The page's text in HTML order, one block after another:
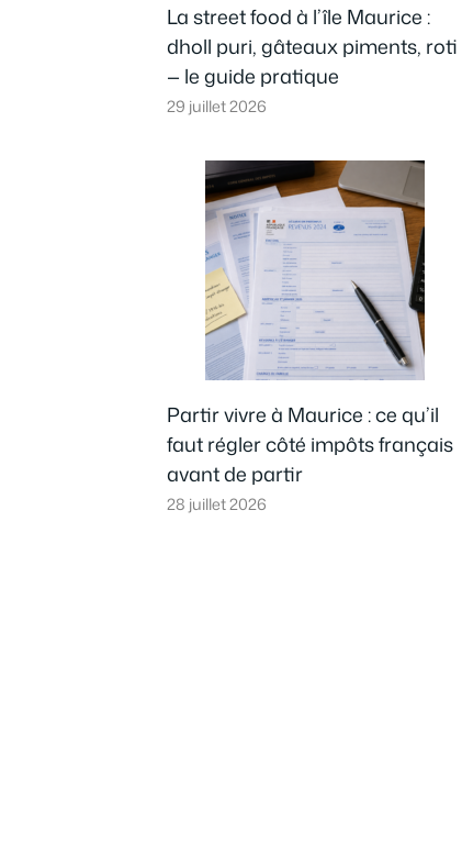
La street food à l’île Maurice :
dholl puri, gâteaux piments, roti
— le guide pratique
29 juillet 2026
Partir vivre à Maurice : ce qu’il
faut régler côté impôts français
avant de partir
28 juillet 2026